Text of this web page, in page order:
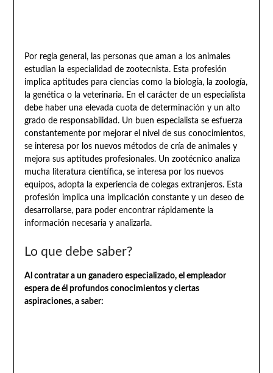
Por regla general, las personas que aman a los animales
estudian la especialidad de zootecnista. Esta profesión
implica aptitudes para ciencias como la biología, la zoología,
la genética o la veterinaria. En el carácter de un especialista
debe haber una elevada cuota de determinación y un alto
grado de responsabilidad. Un buen especialista se esfuerza
constantemente por mejorar el nivel de sus conocimientos,
se interesa por los nuevos métodos de cría de animales y
mejora sus aptitudes profesionales. Un zootécnico analiza
mucha literatura científica, se interesa por los nuevos
equipos, adopta la experiencia de colegas extranjeros. Esta
profesión implica una implicación constante y un deseo de
desarrollarse, para poder encontrar rápidamente la
información necesaria y analizarla.
Lo que debe saber?
Al contratar a un ganadero especializado, el empleador
espera de él profundos conocimientos y ciertas
aspiraciones, a saber: